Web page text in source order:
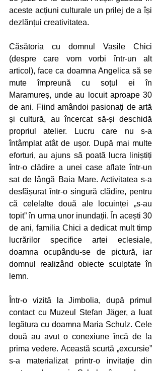
aceste acțiuni culturale un prilej de a își
dezlănțui creativitatea.
Căsătoria cu domnul Vasile Chici
(despre care vom vorbi într-un alt
articol), face ca doamna Angelica să se
mute împreună cu soțul ei în
Maramureș, unde au locuit aproape 30
de ani. Fiind amândoi pasionați de artă
și cultură, au încercat să-și deschidă
propriul atelier. Lucru care nu s-a
întâmplat atât de ușor. După mai multe
eforturi, au ajuns să poată lucra liniștiți
într-o clădire a unei case aflate într-un
sat de lângă Baia Mare. Activitatea s-a
desfășurat într-o singură clădire, pentru
că celelalte două ale locuinței „s-au
topit” în urma unor inundații. În acești 30
de ani, familia Chici a dedicat mult timp
lucrărilor specifice artei eclesiale,
doamna ocupându-se de pictură, iar
domnul realizând obiecte sculptate în
lemn.
Într-o vizită la Jimbolia, după primul
contact cu Muzeul Stefan Jäger, a luat
legătura cu doamna Maria Schulz. Cele
două au avut o conexiune încă de la
prima vedere. Această scurtă „excursie”
s-a materializat printr-o invitație din